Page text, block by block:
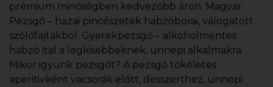
prémium minőségben kedvezőbb áron. Magyar
Pezsgő – hazai pincészetek habzóborai, válogatott
szőlőfajtákból. Gyerekpezsgő – alkoholmentes
habzó ital a legkisebbeknek, ünnepi alkalmakra.
Mikor igyunk pezsgőt? A pezsgő tökéletes
aperitivként vacsorák előtt, desszerthez, ünnepi